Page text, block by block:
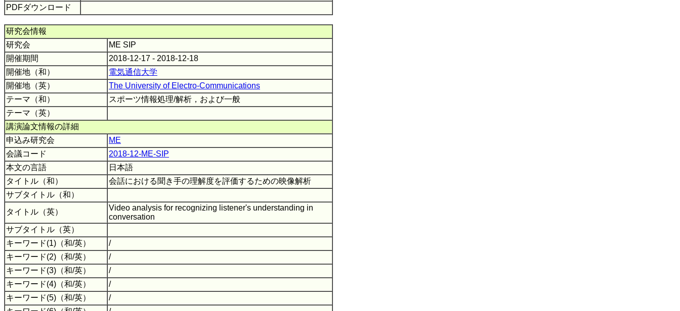
PDFダウンロード
研究会情報
研究会
ME SIP
開催期間
2018-12-17 - 2018-12-18
開催地（和）
電気通信大学
開催地（英）
The University of Electro-Communications
テーマ（和）
スポーツ情報処理/解析，および一般
テーマ（英）
講演論文情報の詳細
申込み研究会
ME
会議コード
2018-12-ME-SIP
本文の言語
日本語
タイトル（和）
会話における聞き手の理解度を評価するための映像解析
サブタイトル（和）
タイトル（英）
Video analysis for recognizing listener's understanding in
conversation
サブタイトル（英）
キーワード(1)（和/英）
/
キーワード(2)（和/英）
/
キーワード(3)（和/英）
/
キーワード(4)（和/英）
/
キーワード(5)（和/英）
/